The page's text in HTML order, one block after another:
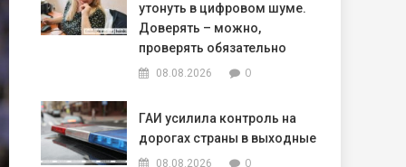
утонуть в цифровом шуме.
Доверять – можно,
проверять обязательно
08.08.2026 0
ГАИ усилила контроль на
дорогах страны в выходные
08.08.2026 0